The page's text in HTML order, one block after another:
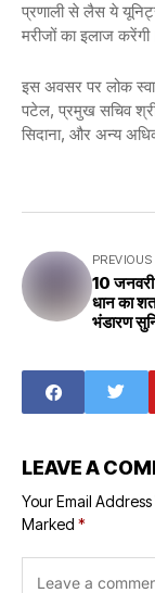
प्रणाली से लैस ये
मरीजों का इलाज
इस अवसर पर लोक
पटेल, प्रमुख सचिव
सिदाना, और अन्य
10 जनवरी
धान का
भंडारण
LEAVE A
Your Email
Marked *